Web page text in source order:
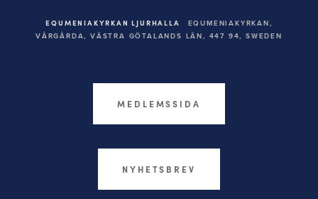
EQUMENIAKYRKAN LJURHALLA
EQUMENIAKYRKAN,
VÅRGÅRDA, VÄSTRA GÖTALANDS LÄN, 447 94, SWEDEN
MEDLEMSSIDA
NYHETSBREV